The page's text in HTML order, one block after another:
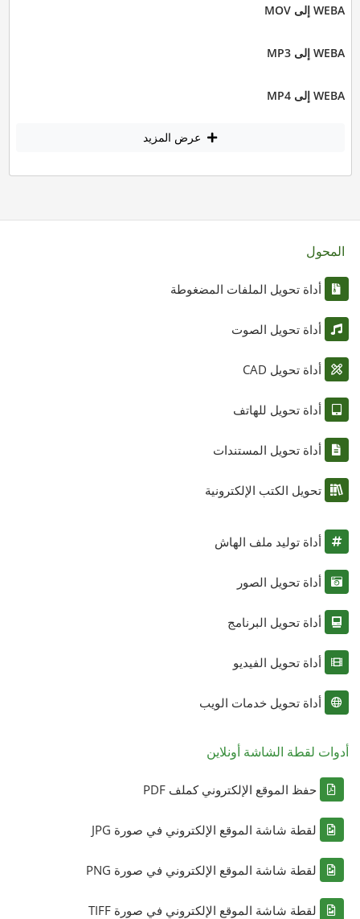
WEBA إلى MOV
WEBA إلى MP3
WEBA إلى MP4
عرض المزيد
المحول
أداة تحويل الملفات المضغوطة
أداة تحويل الصوت
أداة تحويل CAD
أداة تحويل للهاتف
أداة تحويل المستندات
تحويل الكتب الإلكترونية
أداة توليد ملف الهاش
أداة تحويل الصور
أداة تحويل البرنامج
أداة تحويل الفيديو
أداة تحويل خدمات الويب
أدوات لقطة الشاشة أونلاين
حفظ الموقع الإلكتروني كملف PDF
لقطة شاشة الموقع الإلكتروني في صورة JPG
لقطة شاشة الموقع الإلكتروني في صورة PNG
لقطة شاشة الموقع الإلكتروني في صورة TIFF